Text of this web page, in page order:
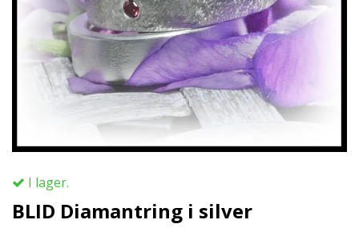
I lager.
BLID Diamantring i silver